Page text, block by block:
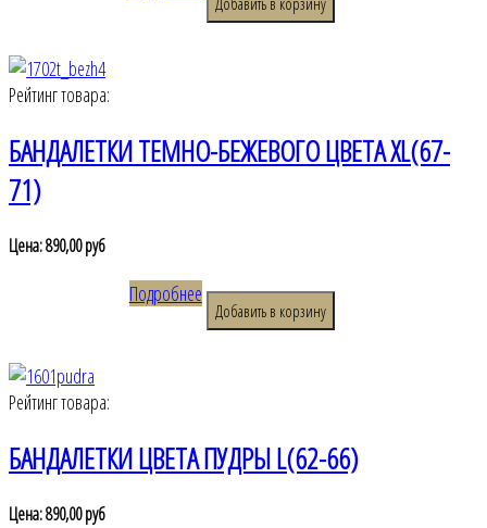
Рейтинг товара:
БАНДАЛЕТКИ ТЕМНО-БЕЖЕВОГО ЦВЕТА XL(67-
71)
Цена:890,00 руб
Подробнее
Рейтинг товара:
БАНДАЛЕТКИ ЦВЕТА ПУДРЫ L(62-66)
Цена:890,00 руб